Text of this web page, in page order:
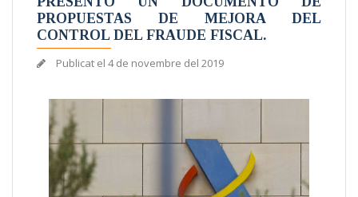
PROPUESTAS DE MEJORA DEL
CONTROL DEL FRAUDE FISCAL.
Publicat el 4 de novembre del 2019